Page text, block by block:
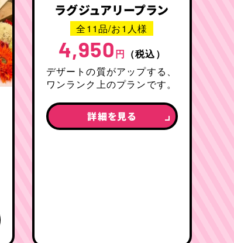
ラグジュアリープラン
全11品/お1人様
4,950円 （税込）
デザートの質がアップする、
ワンランク上のプランです。
詳細を見る